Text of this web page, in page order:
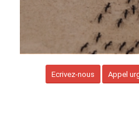
Ecrivez-nous Appel